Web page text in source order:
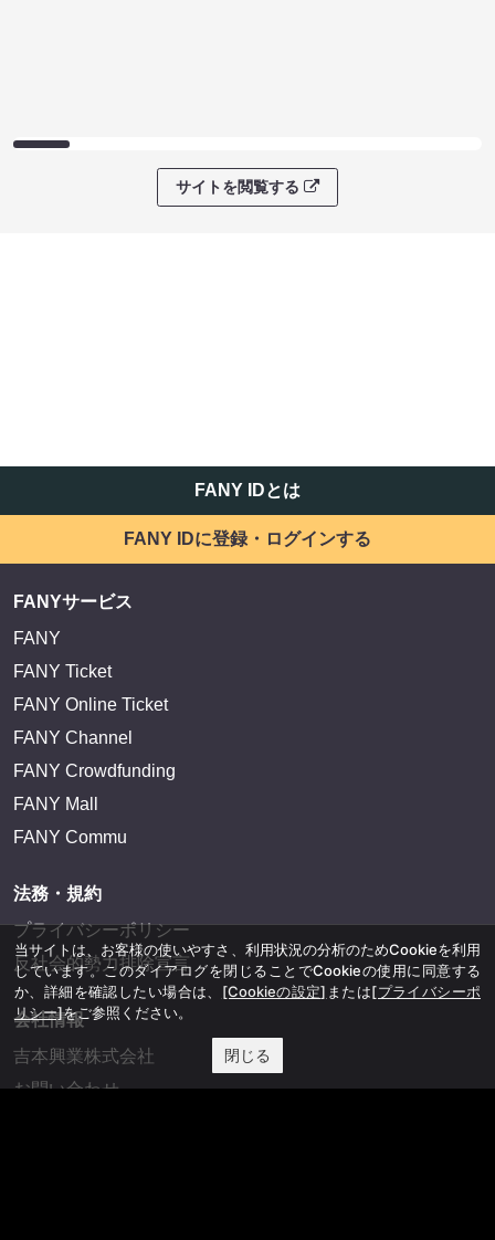
サイトを閲覧する
FANY IDとは
FANY IDに登録・ログインする
FANYサービス
FANY
FANY Ticket
FANY Online Ticket
FANY Channel
FANY Crowdfunding
FANY Mall
FANY Commu
法務・規約
プライバシーポリシー
反社会的勢力排除宣言
会社情報
吉本興業株式会社
お問い合わせ
当サイトは、お客様の使いやすさ、利用状況の分析のためCookieを利用
しています。このダイアログを閉じることでCookieの使用に同意する
か、詳細を確認したい場合は、 [Cookieの設定] または[プライバシーポ
リシー]をご参照ください。
閉じる